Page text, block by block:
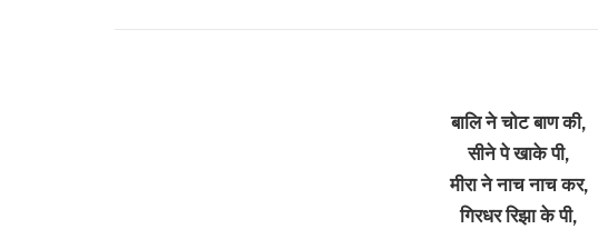
बालि ने चोट बाण की,
सीने पे खाके पी,
मीरा ने नाच नाच कर,
गिरधर रिझा के पी,